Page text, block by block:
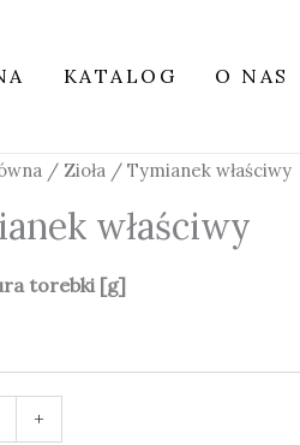
KATALOG O NAS
/ Zioła / Tymianek właściwy
właściwy
torebki [g]
+